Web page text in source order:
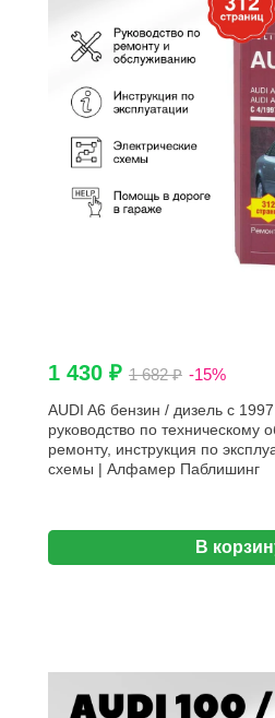
1 430 ₽ 1 682 ₽ -15%
AUDI A6 бензин / дизель с
руководство по техническому
ремонту, инструкция по
схемы | Алфамер Паблишинг
В